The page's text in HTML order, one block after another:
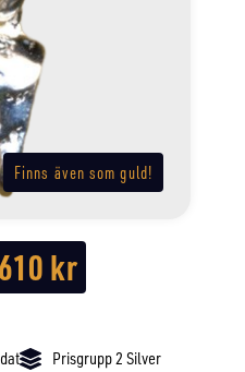
Finns även som guld!
610kr
Prisgrupp 2 Silver